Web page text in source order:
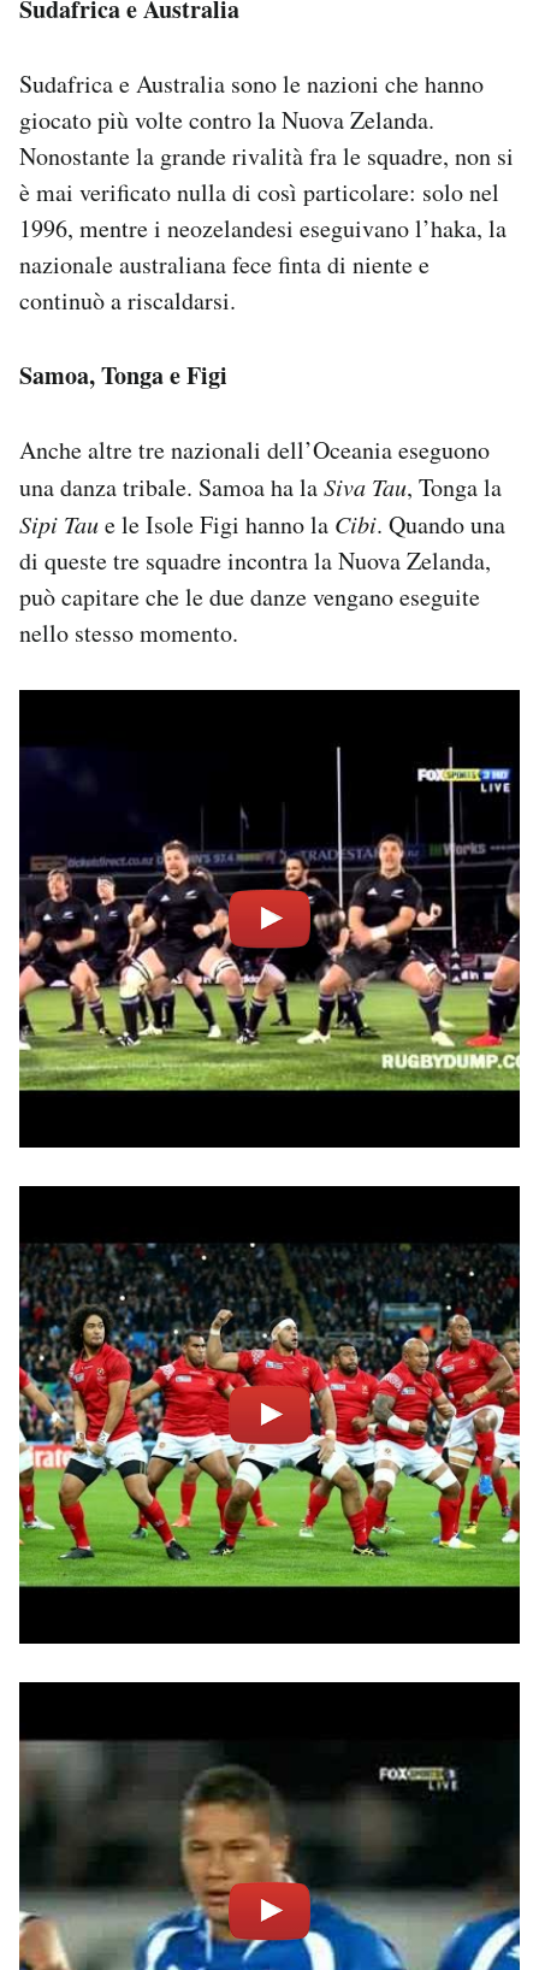
Sudafrica e Australia
Sudafrica e Australia sono le nazioni che hanno
giocato più volte contro la Nuova Zelanda.
Nonostante la grande rivalità fra le squadre, non si
è mai verificato nulla di così particolare: solo nel
1996, mentre i neozelandesi eseguivano l’haka, la
nazionale australiana fece finta di niente e
continuò a riscaldarsi.
Samoa, Tonga e Figi
Anche altre tre nazionali dell’Oceania eseguono
una danza tribale. Samoa ha laSiva Tau, Tonga la
Sipi Taue le Isole Figi hanno la Cibi. Quando una
di queste tre squadre incontra la Nuova Zelanda,
può capitare che le due danze vengano eseguite
nello stesso momento.